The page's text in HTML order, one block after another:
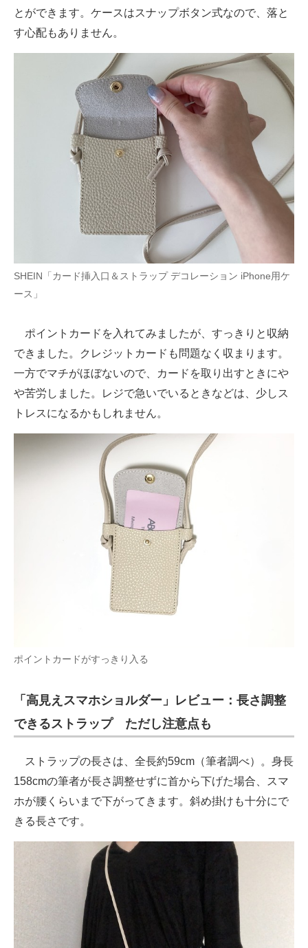
とができます。ケースはスナップボタン式なので、落と
す心配もありません。
SHEIN「カード挿入口＆ストラップ デコレーション iPhone用ケ
ース」
ポイントカードを入れてみましたが、すっきりと収納
できました。クレジットカードも問題なく収まります。
一方でマチがほぼないので、カードを取り出すときにや
や苦労しました。レジで急いでいるときなどは、少しス
トレスになるかもしれません。
ポイントカードがすっきり入る
「高見えスマホショルダー」レビュー：長さ調整
できるストラップ ただし注意点も
ストラップの長さは、全長約59cm（筆者調べ）。身長
158cmの筆者が長さ調整せずに首から下げた場合、スマ
ホが腰くらいまで下がってきます。斜め掛けも十分にで
きる長さです。